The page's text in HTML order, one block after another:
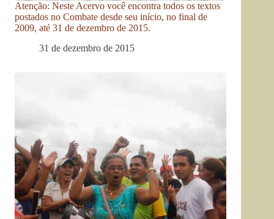
Atenção: Neste Acervo você encontra todos os textos
postados no Combate desde seu início, no final de
2009, até 31 de dezembro de 2015.
31 de dezembro de 2015